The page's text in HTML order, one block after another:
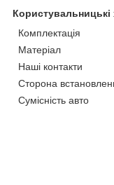
Користувальницькі
Комплектація
Матеріал
Наші контакти
Сторона
Сумісність авто